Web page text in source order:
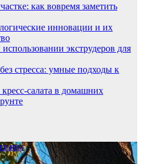
как вовремя заметить
инновации и их
экструдеров для
стресса: умные подходы к
салата в домашних